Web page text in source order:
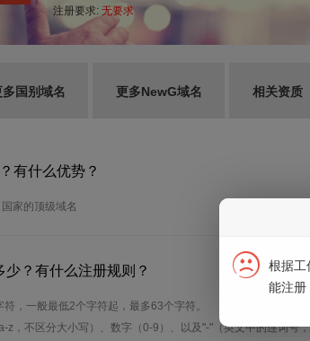
注册要求: 无要求
多国别域名 更多NewG域名 相关资质
有什么优势？
家的顶级域名
少？有什么注册规则？
，一般最低2个字符起，最多63个字符。
z，不区分大小写）、数字（0-9）、以及"-"（英文中的连词号
根据工
能注册